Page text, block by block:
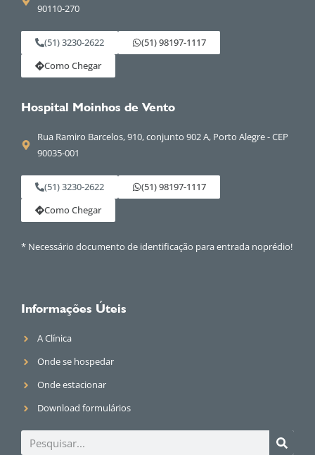
90110-270
(51) 3230-2622
(51) 98197-1117
Como Chegar
Hospital Moinhos de Vento
Rua Ramiro Barcelos, 910, conjunto 902 A, Porto Alegre - CEP
90035-001
(51) 3230-2622
(51) 98197-1117
Como Chegar
* Necessário documento de identificação para entrada noprédio!
Informações Úteis
A Clínica
Onde se hospedar
Onde estacionar
Download formulários